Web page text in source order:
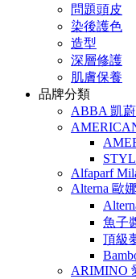
問題頭皮
染後護色
造型
深層修護
肌膚保養
品牌分類
ABBA 凱蔚
Alfaparf
Alterna 歐
魚子
頂級
ARIMINO